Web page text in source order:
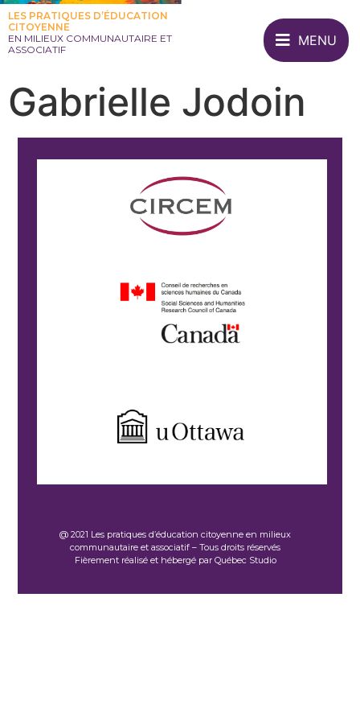
LES PRATIQUES D’ÉDUCATION
CITOYENNE
EN MILIEUX COMMUNAUTAIRE ET
ASSOCIATIF
MENU
Gabrielle Jodoin
@ 2021 Les pratiques d’éducation citoyenne en milieux
communautaire et associatif – Tous droits réservés
Fièrement réalisé et hébergé par Québec Studio